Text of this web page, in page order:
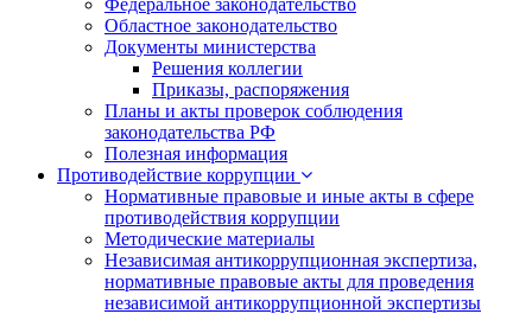
Федеральное законодательство
Областное законодательство
Документы министерства
Решения коллегии
Приказы, распоряжения
Планы и акты проверок соблюдения
законодательства РФ
Полезная информация
Противодействие коррупции
Нормативные правовые и иные акты в сфере
противодействия коррупции
Методические материалы
Независимая антикоррупционная экспертиза,
нормативные правовые акты для проведения
независимой антикоррупционной экспертизы